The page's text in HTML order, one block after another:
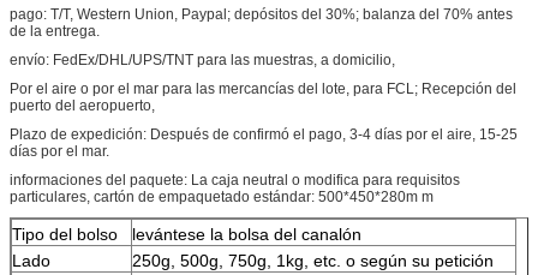
pago: T/T, Western Union, Paypal; depósitos del 30%; balanza del 70% antes
de la entrega.
envío: FedEx/DHL/UPS/TNT para las muestras, a domicilio,
Por el aire o por el mar para las mercancías del lote, para FCL; Recepción del
puerto del aeropuerto,
Plazo de expedición: Después de confirmó el pago, 3-4 días por el aire, 15-25
días por el mar.
informaciones del paquete: La caja neutral o modifica para requisitos
particulares, cartón de empaquetado estándar: 500*450*280m m
Tipo del bolso
levántese la bolsa del canalón
Lado
250g, 500g, 750g, 1kg, etc. o según su petición